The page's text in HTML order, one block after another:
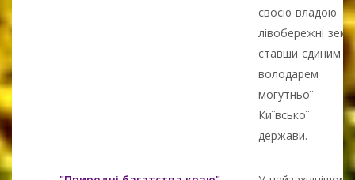
своєю владою
лівобережні
ставши єдиним
володарем
могутньої
Київської
держави.